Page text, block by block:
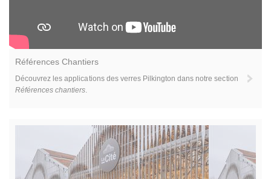
Références Chantiers
Découvrez les applications des verres Pilkington dans notre section
Références chantiers.